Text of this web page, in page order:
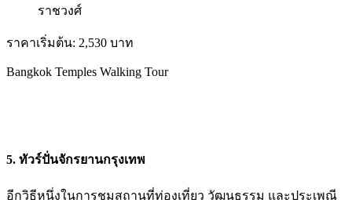
ราชวงศ์
ราคาเริ่มต้น: 2,530 บาท
Bangkok Temples Walking Tour
5. ทัวร์ปั่นจักรยานกรุงเทพ
อีกวิธีหนึ่งในการชมสถานที่ท่องเที่ยว วัฒนธรรม และประเพณี